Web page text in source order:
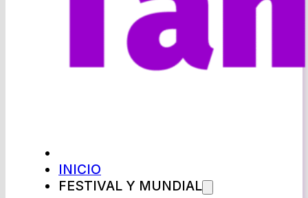
INICIO
FESTIVAL Y MUNDIAL